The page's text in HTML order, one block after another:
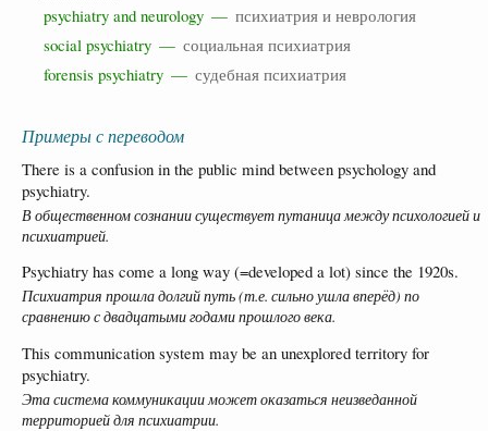
psychiatry and neurology — психиатрия и неврология
social psychiatry — социальная психиатрия
forensis psychiatry — судебная психиатрия
Примеры с переводом
There is a confusion in the public mind between psychology and
psychiatry.
В общественном сознании существует путаница между психологией и
психиатрией.
Psychiatry has come a long way (=developed a lot) since the 1920s.
Психиатрия прошла долгий путь (т.е. сильно ушла вперёд) по
сравнению с двадцатыми годами прошлого века.
This communication system may be an unexplored territory for
psychiatry.
Эта система коммуникации может оказаться неизведанной
территорией для психиатрии.